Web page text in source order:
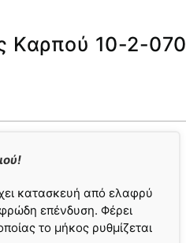
Καρπού 10-2-070
κατασκευή από ελαφρύ
επένδυση. Φέρει
το μήκος ρυθμίζεται